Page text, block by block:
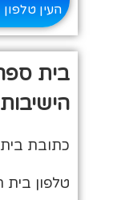
העין טלפון
בית
כתובת בית
טלפון בית הספר: